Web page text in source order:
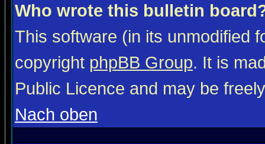
Who wrote this bulletin
This software (in its unmodified
copyright phpBB Group. It is
Public Licence and may be
Nach oben